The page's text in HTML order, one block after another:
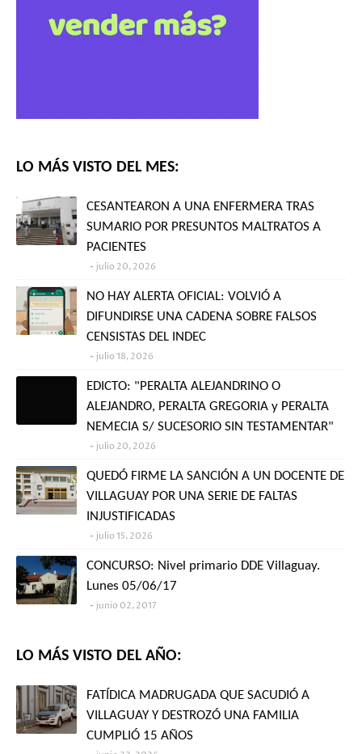
LO MÁS VISTO DEL MES:
CESANTEARON A UNA ENFERMERA TRAS
SUMARIO POR PRESUNTOS MALTRATOS A
PACIENTES
julio 20, 2026
NO HAY ALERTA OFICIAL: VOLVIÓ A
DIFUNDIRSE UNA CADENA SOBRE FALSOS
CENSISTAS DEL INDEC
julio 18, 2026
EDICTO: "PERALTA ALEJANDRINO O
ALEJANDRO, PERALTA GREGORIA y PERALTA
NEMECIA S/ SUCESORIO SIN TESTAMENTAR"
julio 20, 2026
QUEDÓ FIRME LA SANCIÓN A UN DOCENTE DE
VILLAGUAY POR UNA SERIE DE FALTAS
INJUSTIFICADAS
julio 15, 2026
CONCURSO: Nivel primario DDE Villaguay.
Lunes 05/06/17
junio 02, 2017
LO MÁS VISTO DEL AÑO:
FATÍDICA MADRUGADA QUE SACUDIÓ A
VILLAGUAY Y DESTROZÓ UNA FAMILIA
CUMPLIÓ 15 AÑOS